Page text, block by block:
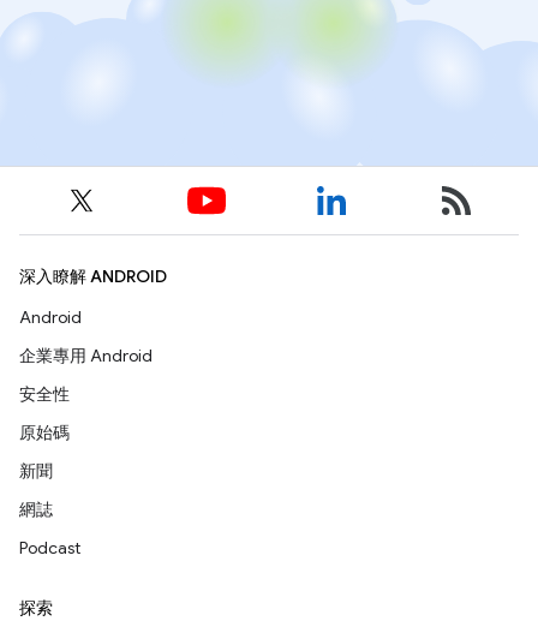
深入瞭解 ANDROID
Android
企業專用 Android
安全性
原始碼
新聞
網誌
Podcast
探索